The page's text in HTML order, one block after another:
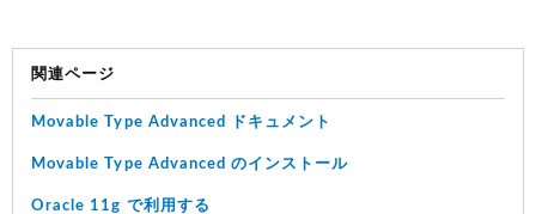
関連ページ
Movable Type Advanced ドキュメント
Movable Type Advanced のインストール
Oracle 11g で利用する